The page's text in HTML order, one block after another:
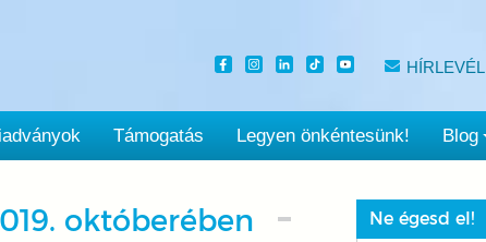
HÍRLEVÉL
Támogatás Legyen önkéntesünk! Blog
októberében Ne égesd el!